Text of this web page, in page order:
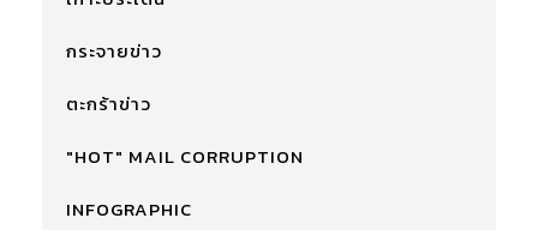
กระจายข่าว
ตะกร้าข่าว
"HOT" MAIL CORRUPTION
INFOGRAPHIC